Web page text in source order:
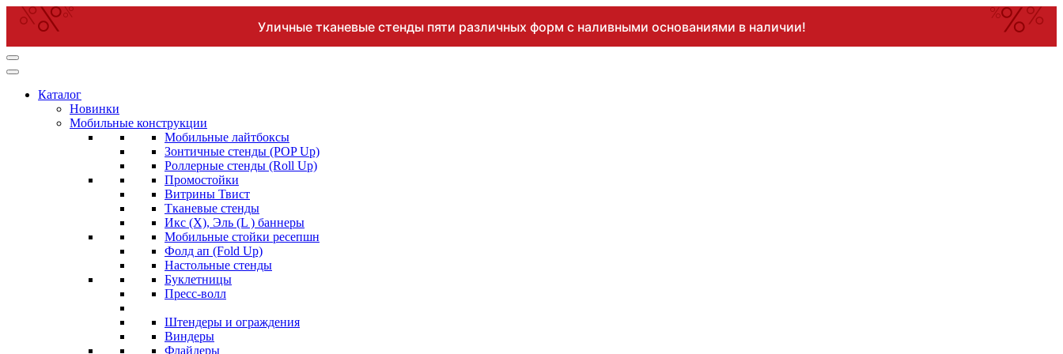
Уличные тканевые стенды пяти различных форм с наливными основаниями в наличии!
Перейти
к
(нажмитеКаталог
Новинки
Мобильные конструкции
Мобильные лайтбоксы
Зонтичные стенды (POP Up)
Роллерные стенды (Roll Up)
Промостойки
Витрины Твист
Тканевые стенды
Икс (X), Эль (L ) баннеры
Мобильные стойки ресепшн
Фолд ап (Fold Up)
Настольные стенды
Буклетницы
Пресс-волл
Штендеры и ограждения
Виндеры
Флайдеры